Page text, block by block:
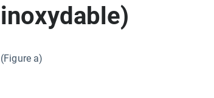
inoxydable)
(Figure a)